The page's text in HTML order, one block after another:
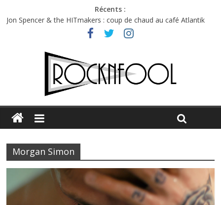
Récents :
Jon Spencer & the HITmakers : coup de chaud au café Atlantik
Hellfest 2026 vendredi : température et émotions en hausse
Hellfest 2026 jeudi : impossible de choisir entre chaleur et bonne
Première édition du Midgard Festival : entre bière, métal et
Charlie Puth à l’Olympia : la leçon de pop du Professeur Puth
Morgan Simon